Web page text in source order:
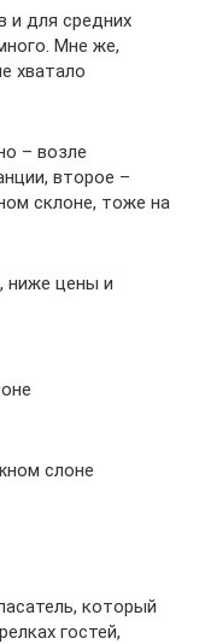
и для средних
Мне же,
хватало
– возле
второе –
склоне, тоже на
ниже цены и
слоне
который
гостей,